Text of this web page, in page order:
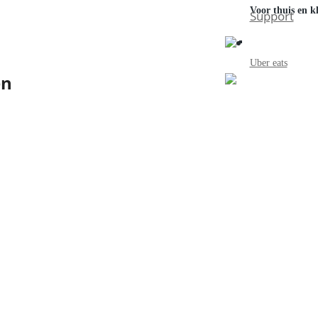
Voor thuis en
Uber eats
Support